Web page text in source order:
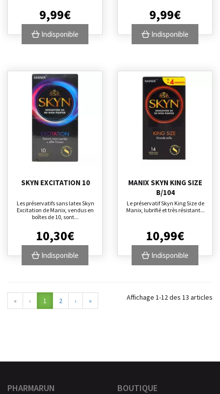
9,99€
Indisponible
9,99€
Indisponible
SKYN EXCITATION 10
Les préservatifs sans latex Skyn
Excitation de Manix, vendus en
boîtes de 10, sont...
10,30€
Indisponible
MANIX SKYN KING SIZE
B/104
Le préservatif Skyn King Size de
Manix, lubrifié et très résistant...
10,99€
Indisponible
« ‹ 1 2 › » Affichage 1-12 des 13 articles
PHARMARUN BOUTIQUE